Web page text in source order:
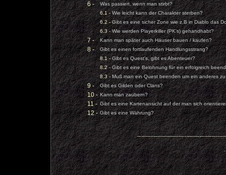
6 -
Was passiert, wenn man stirbt?
6.1 -Wie leicht kann der Charakter sterben?
6.2 -Gibt es eine sicher Zone wie z.B in Diablo das
6.3 -Wie werden Playerkiller (PK's) gehandhabt?
7 - Kann man später auch Häuser bauen / kaufen?
8 -
Gibt es einen fortlaufenden Handlungsstrang?
8.1 - Gibt es Quest's, gibt es Abenteuer?
8.2 -Gibt es eine Belohnung für ein erfolgreich
8.3 -Muß man ein Quest beenden um ein anderes
9 - Gibt es Gilden oder Clans?
10 - Kann man zaubern?
11 - Gibt es eine Kartenansicht auf der man sich
12 - Gibt es eine Währung?